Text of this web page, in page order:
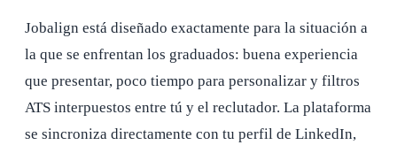
Jobalign está diseñado exactamente para la situación a
la que se enfrentan los graduados: buena experiencia
que presentar, poco tiempo para personalizar y filtros
ATS interpuestos entre tú y el reclutador. La plataforma
se sincroniza directamente con tu perfil de LinkedIn,